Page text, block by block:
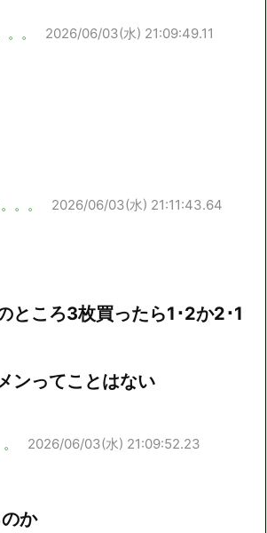
。 2026/06/03(水) 21:09:49.11
。。 2026/06/03(水) 21:11:43.64
ところ3枚買ったら1･2か2･1
ンってことはない
2026/06/03(水) 21:09:52.23
か